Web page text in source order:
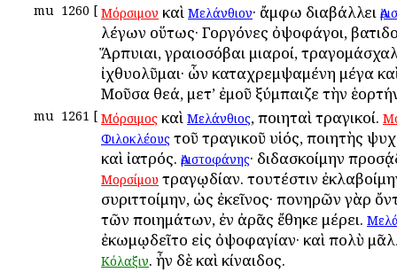
mu 1260 [ Μόρσιμον καὶ Μελάνθιον· ἄμφω διαβάλλει
λέγων οὕτως· Γοργόνες ὀψοφάγοι,
Ἅρπυιαι, γραιοσόβαι μιαροί,
ἰχθυολῦμαι· ὧν καταχρεμψαμένη μέγα
Μοῦσα θεά, μετ’ ἐμοῦ ξύμπαιζε τὴν
mu 1261 [ Μόρσιμος καὶ Μελάνθιος, ποιηταὶ τραγικοί.
Φιλοκλέους τοῦ τραγικοῦ υἱός, ποιητὴς
καὶ ἰατρός. Ἀριστοφάνης· διδασκοίμην
Μορσίμου τραγῳδίαν. τουτέστιν
συριττοίμην, ὡς ἐκεῖνος· πονηρῶν γὰρ
τῶν ποιημάτων, ἐν ἀρᾶς ἔθηκε μέρει.
ἐκωμῳδεῖτο εἰς ὀψοφαγίαν· καὶ πολὺ
Κόλαξιν. ἦν δὲ καὶ κίναιδος.